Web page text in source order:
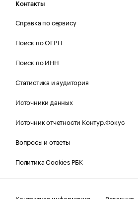
Контакты
Справка по сервису
Поиск по ОГРН
Поиск по ИНН
Статистика и аудитория
Источники данных
Источник отчетности Контур.Фокус
Вопросы и ответы
Политика Cookies РБК